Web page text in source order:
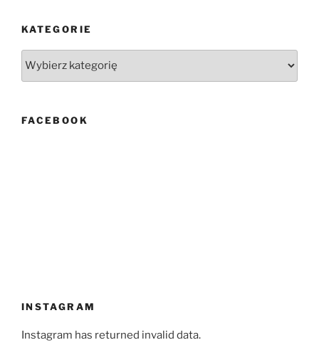
KATEGORIE
FACEBOOK
INSTAGRAM
Instagram has returned invalid data.